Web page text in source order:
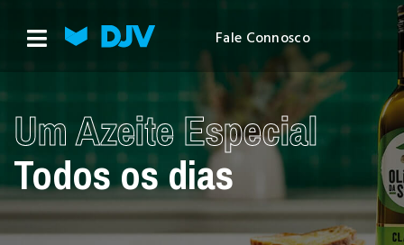
Fale Connosco
Um Azeite Especial
Todos os dias